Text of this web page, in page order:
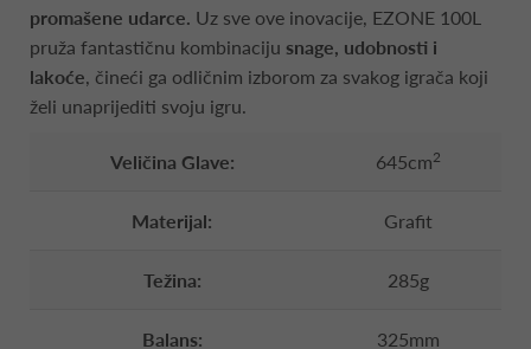
promašene udarce. Uz sve ove inovacije, EZONE 100L
pruža fantastičnu kombinaciju snage, udobnosti i
lakoće, čineći ga odličnim izborom za svakog igrača koji
želi unaprijediti svoju igru.
Veličina Glave: 645cm2
Materijal: Grafit
Težina: 285g
Balans: 325mm